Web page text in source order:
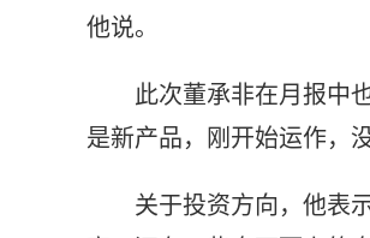
他说。
此次董承非在月报中
是新产品，刚开始运作，
关于投资方向，他表